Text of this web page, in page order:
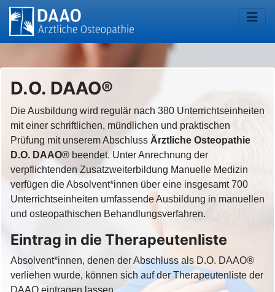
D.O. DAAO®
Die Ausbildung wird regulär nach 380 Unterrichtseinheiten
mit einer schriftlichen, mündlichen und praktischen
Prüfung mit unserem Abschluss Ärztliche Osteopathie
D.O. DAAO® beendet. Unter Anrechnung der
verpflichtenden Zusatzweiterbildung Manuelle Medizin
verfügen die Absolvent*innen über eine insgesamt 700
Unterrichtseinheiten umfassende Ausbildung in manuellen
und osteopathischen Behandlungsverfahren.
Eintrag in die Therapeutenliste
Absolvent*innen, denen der Abschluss als D.O. DAAO®
verliehen wurde, können sich auf der Therapeutenliste der
DAAO eintragen lassen.